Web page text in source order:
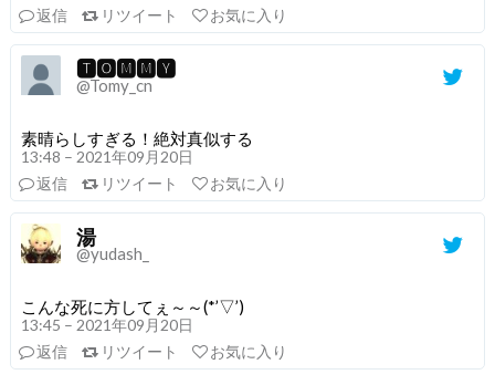
返信
リツイート お気に入り
🆃🅾🅼🅼🆈
@Tomy_cn
素晴らしすぎる！絶対真似する
13:48 – 2021年09月20日
返信
リツイート お気に入り
湯
@yudash_
こんな死に方してぇ～～(*’▽’)
13:45 – 2021年09月20日
返信
リツイート お気に入り